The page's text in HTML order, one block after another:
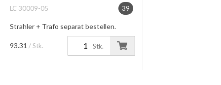
39
LC 30009-05
Strahler + Trafo separat bestellen.
Stk.
93.31 / Stk.